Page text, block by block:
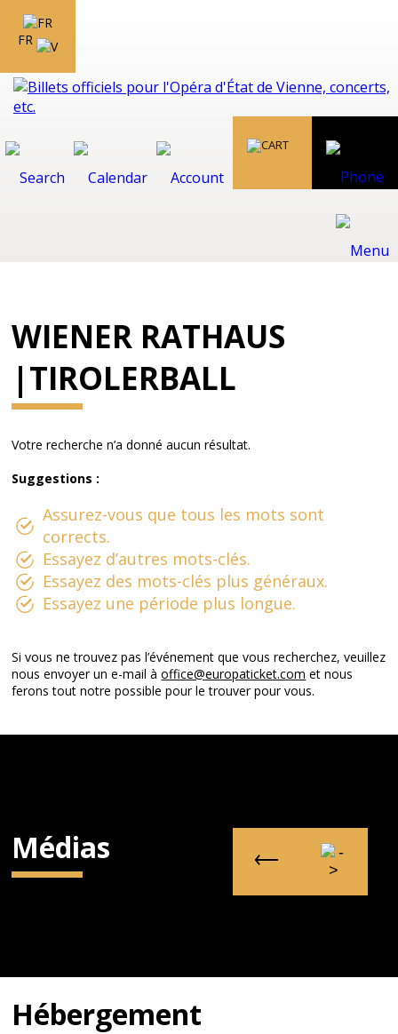
FR
WIENER RATHAUS
|TIROLERBALL
Votre recherche n’a donné aucun résultat.
Suggestions :
Assurez-vous que tous les mots sont
corrects.
Essayez d’autres mots-clés.
Essayez des mots-clés plus généraux.
Essayez une période plus longue.
Si vous ne trouvez pas l’événement que vous recherchez, veuillez
nous envoyer un e-mail àoffice@europaticket.com et nous
ferons tout notre possible pour le trouver pour vous.
Médias
Hébergement